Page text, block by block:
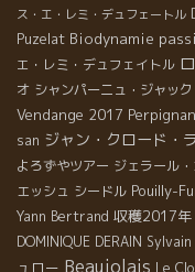
ス・エ・レミ・デュフェートル
Puzelat Biodynamie
エ・レミ・デュフェイトル
オ シャンパーニュ・ジャッ
Vendange 2017 Perpignan
san ジャン・クロード・
よろずやツアー ジェラール
エッシュ シードル Pouilly-
Yann Bertrand 収穫2017年
DOMINIQUE DERAIN
ュロー Beaujolais Le